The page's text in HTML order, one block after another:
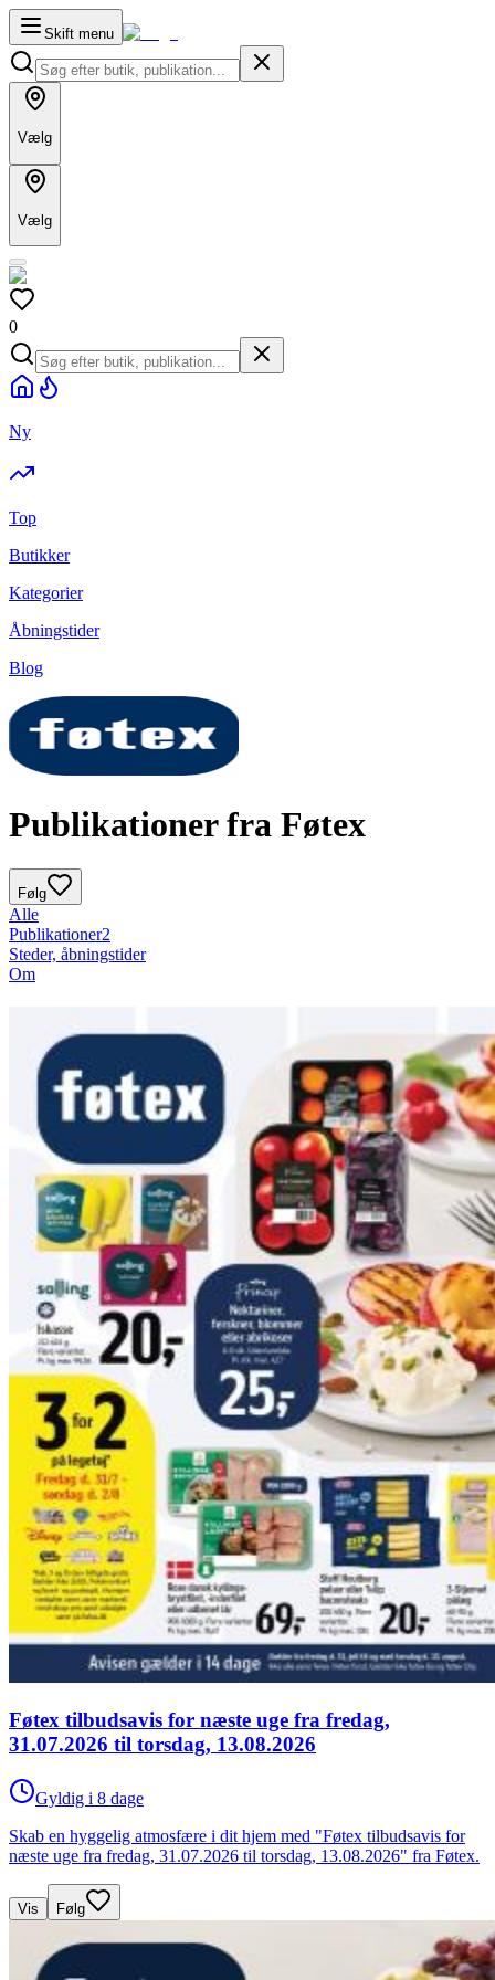
Skift menu
Vælg
Vælg
0
Ny
Top
Butikker
Kategorier
Åbningstider
Blog
Publikationer fra Føtex
Følg
Alle
Publikationer2
Steder, åbningstider
Om
Føtex tilbudsavis for næste uge fra fredag,
31.07.2026 til torsdag, 13.08.2026
Gyldig i 8 dage
Skab en hyggelig atmosfære i dit hjem med "Føtex tilbudsavis for
næste uge fra fredag, 31.07.2026 til torsdag, 13.08.2026" fra Føtex.
Vis Følg